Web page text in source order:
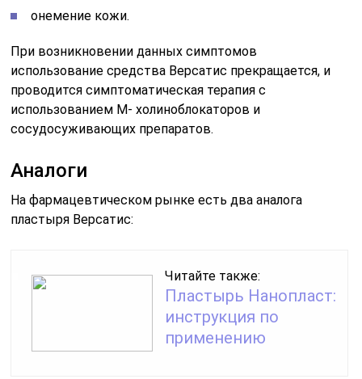
онемение кожи.
При возникновении данных симптомов
использование средства Версатис прекращается, и
проводится симптоматическая терапия с
использованием М- холиноблокаторов и
сосудосуживающих препаратов.
Аналоги
На фармацевтическом рынке есть два аналога
пластыря Версатис:
Читайте также:
Пластырь Нанопласт:
инструкция по
применению